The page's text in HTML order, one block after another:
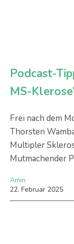
Podcast-
MS-
Frei nach dem
Thorsten
Multipler
Mutmachender
Amin
22. Februar 2025